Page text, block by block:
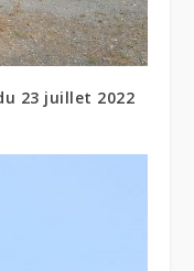
23 juillet 2022